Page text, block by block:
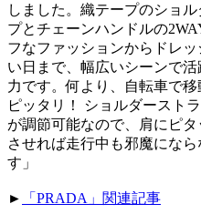
しました。織テープのショ
プとチェーンハンドルの
フなファッションからドレッ
い日まで、幅広いシーンで
力です。何より、自転車で移
ピッタリ！ ショルダースト
が調節可能なので、肩にピタ
させれば走行中も邪魔にな
す」
► 「PRADA」関連記事